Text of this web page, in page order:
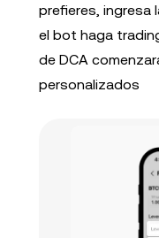
prefieres, ingresa
el bot haga
de DCA
personalizados